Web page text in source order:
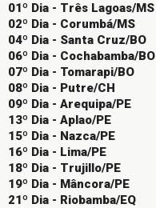
01º Dia - Três Lagoas/MS
02º Dia - Corumbá/MS
04º Dia - Santa Cruz/BO
06º Dia - Cochabamba/BO
07º Dia - Tomarapi/BO
08º Dia - Putre/CH
09º Dia - Arequipa/PE
13º Dia - Aplao/PE
15º Dia - Nazca/PE
16º Dia - Lima/PE
18º Dia - Trujillo/PE
19º Dia - Mâncora/PE
21º Dia - Riobamba/EQ